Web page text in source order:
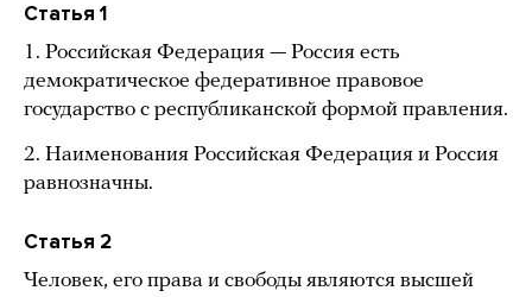
Статья 1
1. Российская Федерация — Россия есть
демократическое федеративное правовое
государство с республиканской формой правления.
2. Наименования Российская Федерация и Россия
равнозначны.
Статья 2
Человек, его права и свободы являются высшей